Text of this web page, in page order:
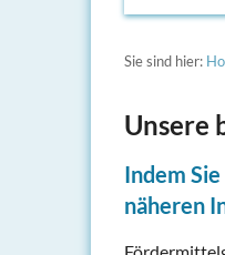
Sie sind hier:
Unsere
Indem
näheren